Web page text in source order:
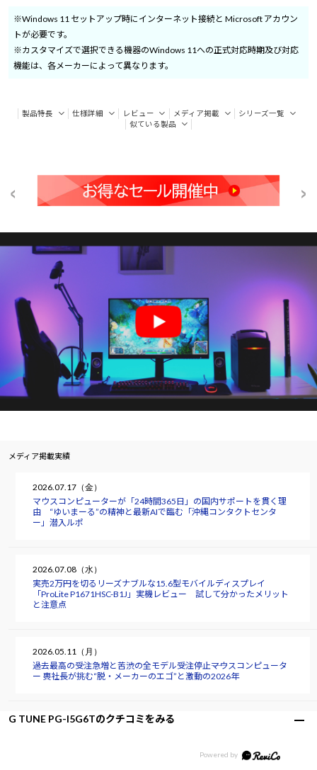
※Windows 11 セットアップ時にインターネット接続と Microsoft アカウン
トが必要です。
※カスタマイズで選択できる機器のWindows 11への正式対応時期及び対応
機能は、各メーカーによって異なります。
製品特長 仕様詳細 レビュー メディア掲載
シリーズ一覧
似ている製品
メディア掲載実績
2026.07.17（金）
マウスコンピューターが「24時間365日」の国内サポートを貫く理
由 “ゆいまーる”の精神と最新AIで臨む「沖縄コンタクトセンタ
ー」潜入ルポ
2026.07.08（水）
実売2万円を切るリーズナブルな15.6型モバイルディスプレイ
「ProLite P1671HSC-B1J」実機レビュー 試して分かったメリット
と注意点
2026.05.11（月）
過去最高の受注急増と苦渋の全モデル受注停止――マウスコンピュータ
ー 軣社長が挑む“脱・メーカーのエゴ”と激動の2026年
G TUNE PG-I5G6Tのクチコミをみる